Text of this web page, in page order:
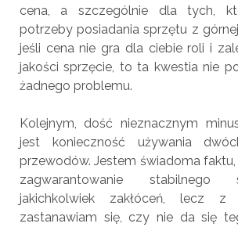
cena, a szczególnie dla tych,
potrzeby posiadania sprzętu z górnej
jeśli cena nie gra dla ciebie roli i
jakości sprzęcie, to ta kwestia nie
żadnego problemu.
Kolejnym, dość nieznacznym
jest konieczność używania
przewodów. Jestem świadoma
zagwarantowanie stabilnego
jakichkolwiek zakłóceń, lecz z
zastanawiam się, czy nie da się